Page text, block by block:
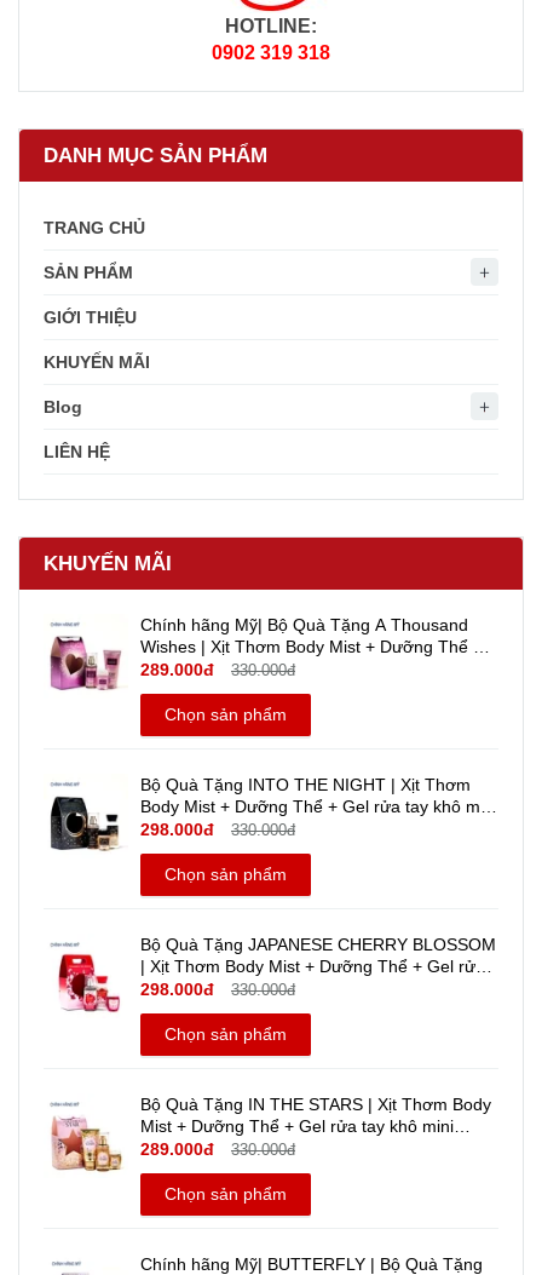
HOTLINE:
0902 319 318
DANH MỤC SẢN PHẨM
TRANG CHỦ
SẢN PHẨM
GIỚI THIỆU
KHUYẾN MÃI
Blog
LIÊN HỆ
KHUYẾN MÃI
Chính hãng Mỹ| Bộ Quà Tặng A Thousand
Wishes | Xịt Thơm Body Mist + Dưỡng Thể +
Gel rửa tay khô mini Travel size - Bath And
Body Works
289.000đ 330.000đ
Chọn sản phẩm
Bộ Quà Tặng INTO THE NIGHT | Xịt Thơm
Body Mist + Dưỡng Thể + Gel rửa tay khô mini
Travel size - Bath And Body Works | Chính
hãng Mỹ
298.000đ 330.000đ
Chọn sản phẩm
Bộ Quà Tặng JAPANESE CHERRY BLOSSOM
| Xịt Thơm Body Mist + Dưỡng Thể + Gel rửa
tay khô mini travel size - Bath And Body Works
| Chính hãng Mỹ
298.000đ 330.000đ
Chọn sản phẩm
Bộ Quà Tặng IN THE STARS | Xịt Thơm Body
Mist + Dưỡng Thể + Gel rửa tay khô mini
Travel size | Bath And Body Works | Chính
hãng Mỹ
289.000đ 330.000đ
Chọn sản phẩm
Chính hãng Mỹ| BUTTERFLY | Bộ Quà Tặng